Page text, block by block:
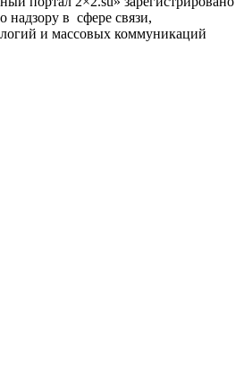
надзору в сфере связи,
и массовых коммуникаций